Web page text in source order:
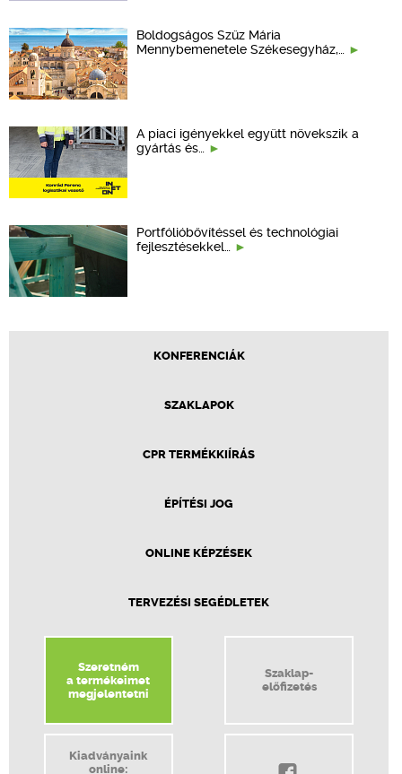
Boldogságos Szűz Mária
Mennybemenetele Székesegyház,…
A piaci igényekkel együtt növekszik a
gyártás és…
Portfólióbővítéssel és technológiai
fejlesztésekkel…
KONFERENCIÁK
SZAKLAPOK
CPR TERMÉKKIÍRÁS
ÉPÍTÉSI JOG
ONLINE KÉPZÉSEK
TERVEZÉSI SEGÉDLETEK
Szeretném
a termékeimet
megjelentetni
Szaklap-
előfizetés
Kiadványaink
online: